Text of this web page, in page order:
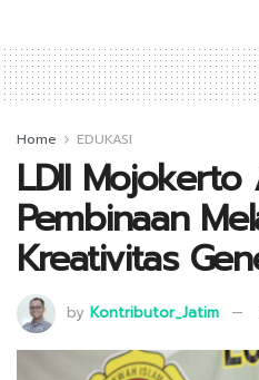
Home EDUKASI
LDII Mojokerto
Pembinaan
Kreativitas
by Kontributor_Jatim